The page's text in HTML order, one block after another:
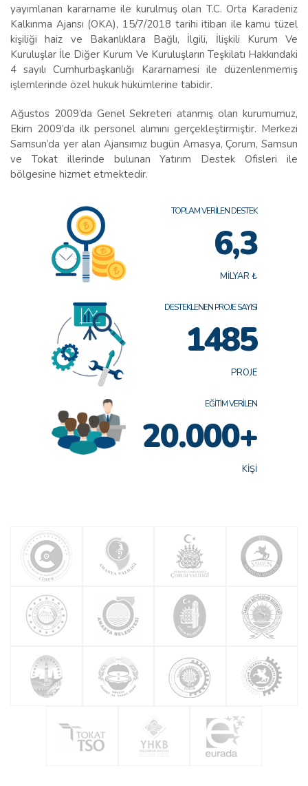
yayımlanan kararname ile kurulmuş olan T.C. Orta Karadeniz
Kalkınma Ajansı (OKA), 15/7/2018 tarihi itibarı ile kamu tüzel
kişiliği haiz ve Bakanlıklara Bağlı, İlgili, İlişkili Kurum Ve
Kuruluşlar İle Diğer Kurum Ve Kuruluşların Teşkilatı Hakkındaki
4 sayılı Cumhurbaşkanlığı Kararnamesi ile düzenlenmemiş
işlemlerinde özel hukuk hükümlerine tabidir.
Ağustos 2009’da Genel Sekreteri atanmış olan kurumumuz,
Ekim 2009’da ilk personel alımını gerçekleştirmiştir. Merkezi
Samsun’da yer alan Ajansımız bugün Amasya, Çorum, Samsun
ve Tokat illerinde bulunan Yatırım Destek Ofisleri ile
bölgesine hizmet etmektedir.
TOPLAM VERİLEN DESTEK
6,3
MİLYAR ₺
DESTEKLENEN PROJE SAYISI
1485
PROJE
EĞİTİM VERİLEN
20.000+
KİŞİ